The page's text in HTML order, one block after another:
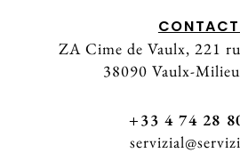
CONTACT
ZA Cime de Vaulx, 221
38090 Vaulx-
+33 4 74 28